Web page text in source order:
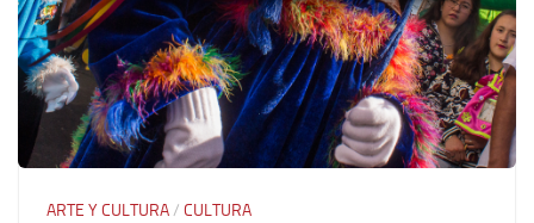
ARTE Y CULTURA/ CULTURA